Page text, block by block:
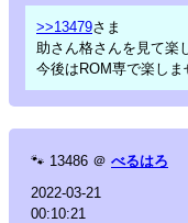
>>13479さま
助さん格さんを見て楽
今後はROM専で楽しま
🐾 13486 ＠ べるはろ
2022-03-21
00:10:21